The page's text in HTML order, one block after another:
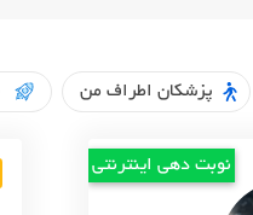
پزشکان اطراف من
نوبت دهی اینترنتی